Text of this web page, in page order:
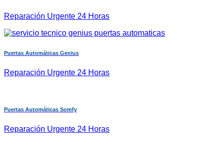
Reparación Urgente 24 Horas
Puertas Automáticas Genius
Reparación Urgente 24 Horas
Puertas Automáticas Somfy
Reparación Urgente 24 Horas